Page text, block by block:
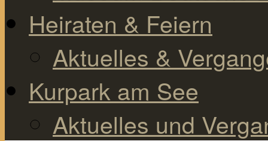
Heiraten & Feiern
Aktuelles &
Kurpark am See
Aktuelles und